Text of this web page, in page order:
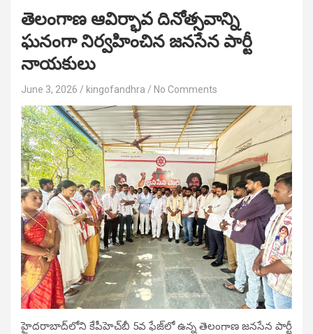
తెలంగాణ ఆవిర్భావ దినోత్సవాన్ని
ఘనంగా నిర్వహించిన జనసేన పార్టీ
నాయకులు
June 3, 2026 kingofandhra No Comments
హైదరాబాద్‌లోని కేపీహెచ్‌బీ 5వ ఫేజ్‌లో ఉన్న తెలంగాణ జనసేన పార్టీ